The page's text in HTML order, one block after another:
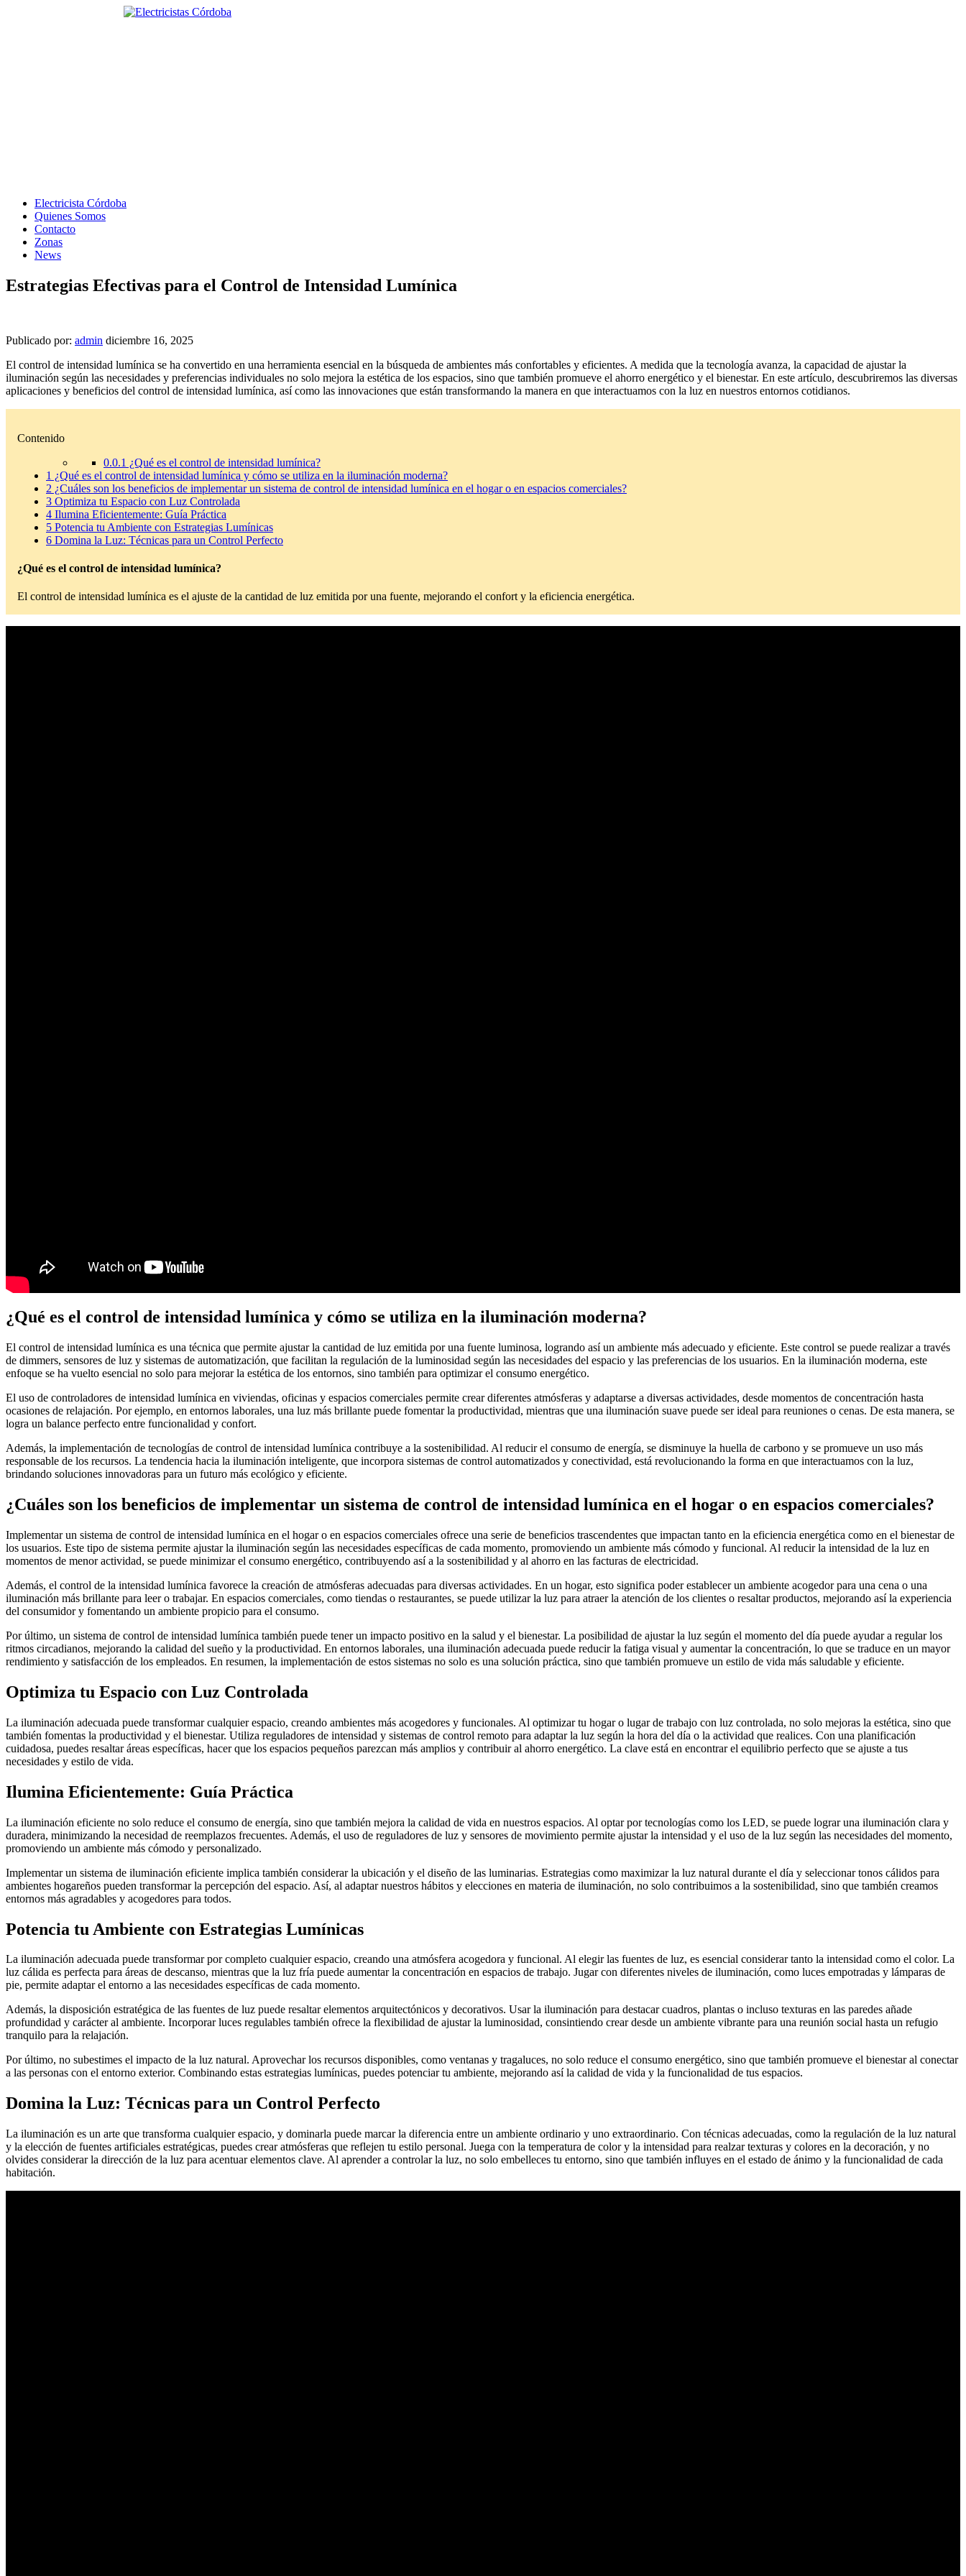
Electricista Córdoba
Quienes Somos
Contacto
Zonas
News
Estrategias Efectivas para el Control de Intensidad Lumínica
Publicado por: admin diciembre 16, 2025
El control de intensidad lumínica se ha convertido en una herramienta esencial en la búsqueda de ambientes más confortables y eficientes. A medida que la tecnología avanza, la capacidad de ajustar la
iluminación según las necesidades y preferencias individuales no solo mejora la estética de los espacios, sino que también promueve el ahorro energético y el bienestar. En este artículo, descubriremos las diversas
aplicaciones y beneficios del control de intensidad lumínica, así como las innovaciones que están transformando la manera en que interactuamos con la luz en nuestros entornos cotidianos.
Contenido
0.0.1 ¿Qué es el control de intensidad lumínica?
1 ¿Qué es el control de intensidad lumínica y cómo se utiliza en la iluminación moderna?
2 ¿Cuáles son los beneficios de implementar un sistema de control de intensidad lumínica en el hogar o en espacios comerciales?
3 Optimiza tu Espacio con Luz Controlada
4 Ilumina Eficientemente: Guía Práctica
5 Potencia tu Ambiente con Estrategias Lumínicas
6 Domina la Luz: Técnicas para un Control Perfecto
¿Qué es el control de intensidad lumínica?
El control de intensidad lumínica es el ajuste de la cantidad de luz emitida por una fuente, mejorando el confort y la eficiencia energética.
¿Qué es el control de intensidad lumínica y cómo se utiliza en la iluminación moderna?
El control de intensidad lumínica es una técnica que permite ajustar la cantidad de luz emitida por una fuente luminosa, logrando así un ambiente más adecuado y eficiente. Este control se puede realizar a través
de dimmers, sensores de luz y sistemas de automatización, que facilitan la regulación de la luminosidad según las necesidades del espacio y las preferencias de los usuarios. En la iluminación moderna, este
enfoque se ha vuelto esencial no solo para mejorar la estética de los entornos, sino también para optimizar el consumo energético.
El uso de controladores de intensidad lumínica en viviendas, oficinas y espacios comerciales permite crear diferentes atmósferas y adaptarse a diversas actividades, desde momentos de concentración hasta
ocasiones de relajación. Por ejemplo, en entornos laborales, una luz más brillante puede fomentar la productividad, mientras que una iluminación suave puede ser ideal para reuniones o cenas. De esta manera, se
logra un balance perfecto entre funcionalidad y confort.
Además, la implementación de tecnologías de control de intensidad lumínica contribuye a la sostenibilidad. Al reducir el consumo de energía, se disminuye la huella de carbono y se promueve un uso más
responsable de los recursos. La tendencia hacia la iluminación inteligente, que incorpora sistemas de control automatizados y conectividad, está revolucionando la forma en que interactuamos con la luz,
brindando soluciones innovadoras para un futuro más ecológico y eficiente.
¿Cuáles son los beneficios de implementar un sistema de control de intensidad lumínica en el hogar o en espacios comerciales?
Implementar un sistema de control de intensidad lumínica en el hogar o en espacios comerciales ofrece una serie de beneficios trascendentes que impactan tanto en la eficiencia energética como en el bienestar de
los usuarios. Este tipo de sistema permite ajustar la iluminación según las necesidades específicas de cada momento, promoviendo un ambiente más cómodo y funcional. Al reducir la intensidad de la luz en
momentos de menor actividad, se puede minimizar el consumo energético, contribuyendo así a la sostenibilidad y al ahorro en las facturas de electricidad.
Además, el control de la intensidad lumínica favorece la creación de atmósferas adecuadas para diversas actividades. En un hogar, esto significa poder establecer un ambiente acogedor para una cena o una
iluminación más brillante para leer o trabajar. En espacios comerciales, como tiendas o restaurantes, se puede utilizar la luz para atraer la atención de los clientes o resaltar productos, mejorando así la experiencia
del consumidor y fomentando un ambiente propicio para el consumo.
Por último, un sistema de control de intensidad lumínica también puede tener un impacto positivo en la salud y el bienestar. La posibilidad de ajustar la luz según el momento del día puede ayudar a regular los
ritmos circadianos, mejorando la calidad del sueño y la productividad. En entornos laborales, una iluminación adecuada puede reducir la fatiga visual y aumentar la concentración, lo que se traduce en un mayor
rendimiento y satisfacción de los empleados. En resumen, la implementación de estos sistemas no solo es una solución práctica, sino que también promueve un estilo de vida más saludable y eficiente.
Optimiza tu Espacio con Luz Controlada
La iluminación adecuada puede transformar cualquier espacio, creando ambientes más acogedores y funcionales. Al optimizar tu hogar o lugar de trabajo con luz controlada, no solo mejoras la estética, sino que
también fomentas la productividad y el bienestar. Utiliza reguladores de intensidad y sistemas de control remoto para adaptar la luz según la hora del día o la actividad que realices. Con una planificación
cuidadosa, puedes resaltar áreas específicas, hacer que los espacios pequeños parezcan más amplios y contribuir al ahorro energético. La clave está en encontrar el equilibrio perfecto que se ajuste a tus
necesidades y estilo de vida.
Ilumina Eficientemente: Guía Práctica
La iluminación eficiente no solo reduce el consumo de energía, sino que también mejora la calidad de vida en nuestros espacios. Al optar por tecnologías como los LED, se puede lograr una iluminación clara y
duradera, minimizando la necesidad de reemplazos frecuentes. Además, el uso de reguladores de luz y sensores de movimiento permite ajustar la intensidad y el uso de la luz según las necesidades del momento,
promoviendo un ambiente más cómodo y personalizado.
Implementar un sistema de iluminación eficiente implica también considerar la ubicación y el diseño de las luminarias. Estrategias como maximizar la luz natural durante el día y seleccionar tonos cálidos para
ambientes hogareños pueden transformar la percepción del espacio. Así, al adaptar nuestros hábitos y elecciones en materia de iluminación, no solo contribuimos a la sostenibilidad, sino que también creamos
entornos más agradables y acogedores para todos.
Potencia tu Ambiente con Estrategias Lumínicas
La iluminación adecuada puede transformar por completo cualquier espacio, creando una atmósfera acogedora y funcional. Al elegir las fuentes de luz, es esencial considerar tanto la intensidad como el color. La
luz cálida es perfecta para áreas de descanso, mientras que la luz fría puede aumentar la concentración en espacios de trabajo. Jugar con diferentes niveles de iluminación, como luces empotradas y lámparas de
pie, permite adaptar el entorno a las necesidades específicas de cada momento.
Además, la disposición estratégica de las fuentes de luz puede resaltar elementos arquitectónicos y decorativos. Usar la iluminación para destacar cuadros, plantas o incluso texturas en las paredes añade
profundidad y carácter al ambiente. Incorporar luces regulables también ofrece la flexibilidad de ajustar la luminosidad, consintiendo crear desde un ambiente vibrante para una reunión social hasta un refugio
tranquilo para la relajación.
Por último, no subestimes el impacto de la luz natural. Aprovechar los recursos disponibles, como ventanas y tragaluces, no solo reduce el consumo energético, sino que también promueve el bienestar al conectar
a las personas con el entorno exterior. Combinando estas estrategias lumínicas, puedes potenciar tu ambiente, mejorando así la calidad de vida y la funcionalidad de tus espacios.
Domina la Luz: Técnicas para un Control Perfecto
La iluminación es un arte que transforma cualquier espacio, y dominarla puede marcar la diferencia entre un ambiente ordinario y uno extraordinario. Con técnicas adecuadas, como la regulación de la luz natural
y la elección de fuentes artificiales estratégicas, puedes crear atmósferas que reflejen tu estilo personal. Juega con la temperatura de color y la intensidad para realzar texturas y colores en la decoración, y no
olvides considerar la dirección de la luz para acentuar elementos clave. Al aprender a controlar la luz, no solo embelleces tu entorno, sino que también influyes en el estado de ánimo y la funcionalidad de cada
habitación.